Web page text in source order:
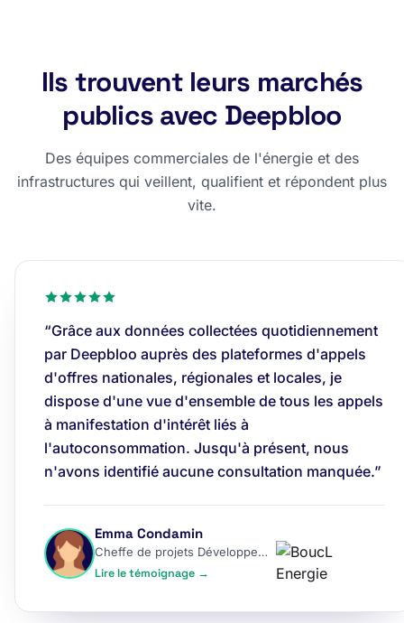
Ils trouvent leurs marchés
publics avec Deepbloo
Des équipes commerciales de l'énergie et des
infrastructures qui veillent, qualifient et répondent plus
vite.
“Grâce aux données collectées quotidiennement
par Deepbloo auprès des plateformes d'appels
d'offres nationales, régionales et locales, je
dispose d'une vue d'ensemble de tous les appels
à manifestation d'intérêt liés à
l'autoconsommation. Jusqu'à présent, nous
n'avons identifié aucune consultation manquée.”
Emma Condamin
Cheffe de projets Développement
Lire le témoignage →